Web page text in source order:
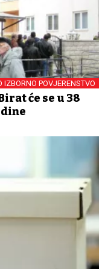
IZBORNO POVJERENSTVO
će se u 38